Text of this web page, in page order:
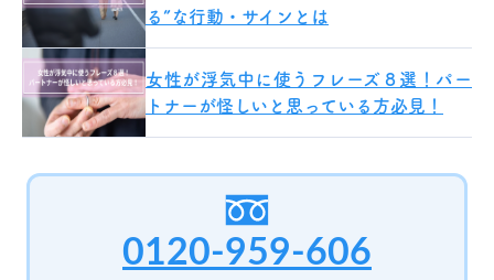
る”な行動・サインとは
女性が浮気中に使うフレーズ８選！パー
トナーが怪しいと思っている方必見！
0120-959-606